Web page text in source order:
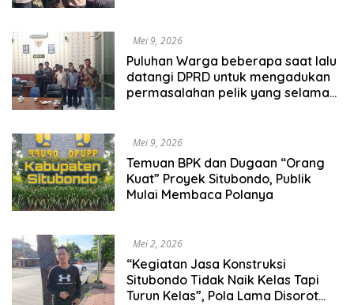
Mei 9, 2026
Puluhan Warga beberapa saat lalu
datangi DPRD untuk mengadukan
permasalahan pelik yang selama
Kecamatan Banyuglugur
Mei 9, 2026
Temuan BPK dan Dugaan “Orang
Kuat” Proyek Situbondo, Publik
Mulai Membaca Polanya
Mei 2, 2026
“Kegiatan Jasa Konstruksi
Situbondo Tidak Naik Kelas Tapi
Turun Kelas”, Pola Lama Disorot